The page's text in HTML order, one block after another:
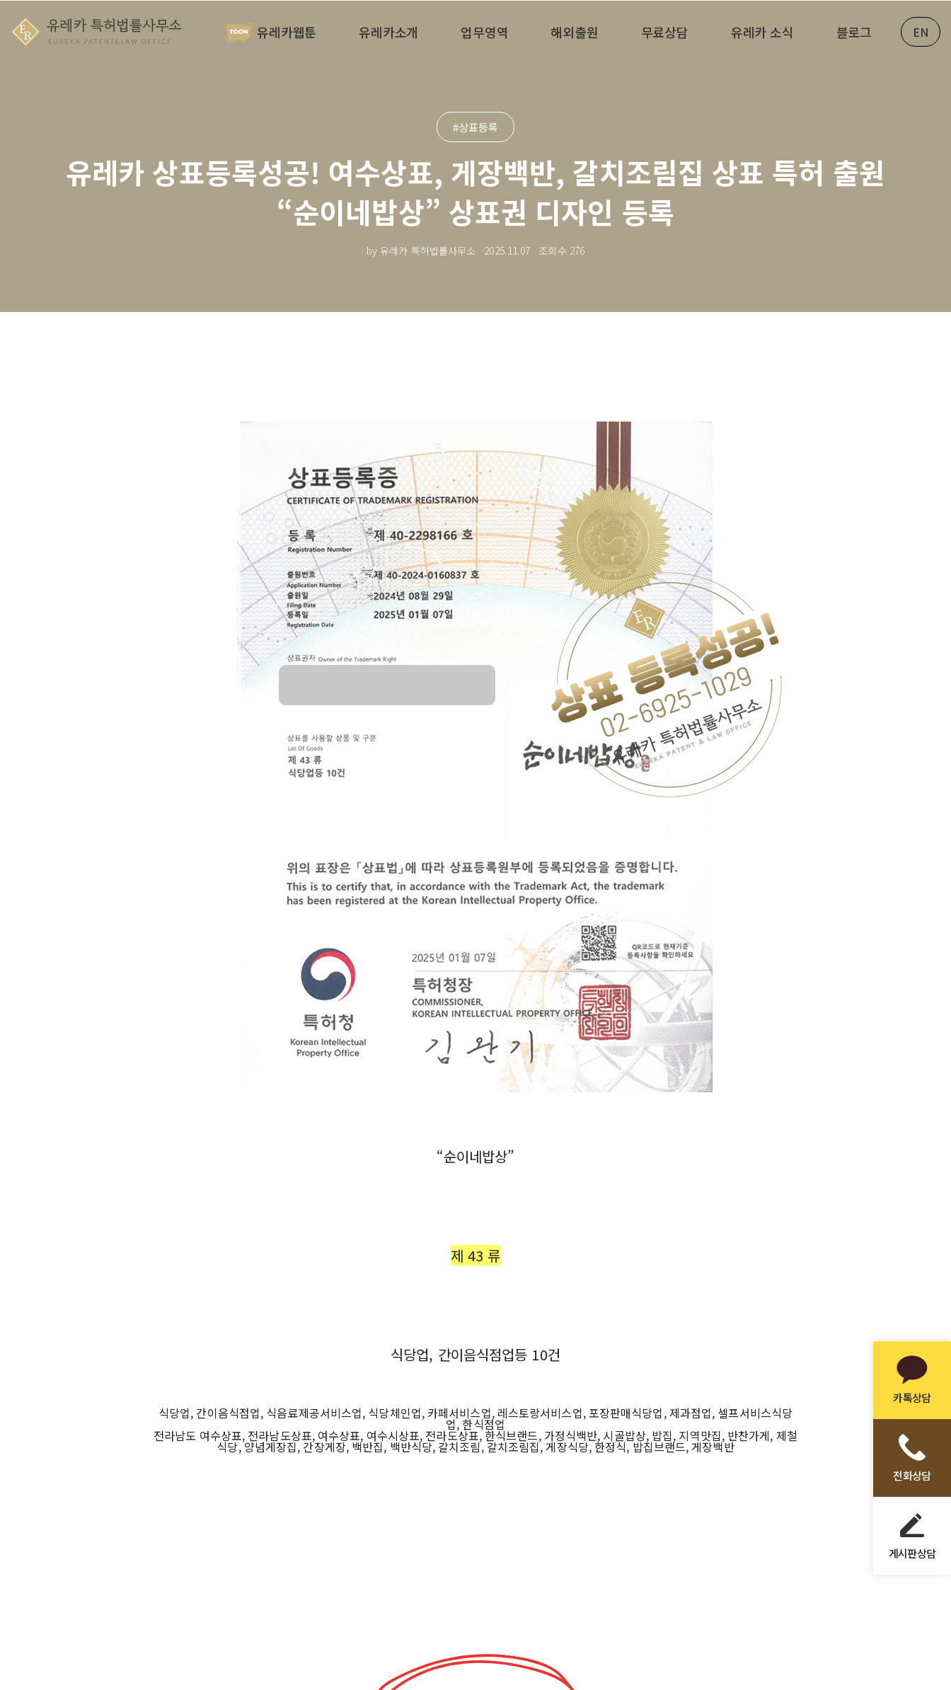
유레카웹툰 유레카소개 업무영역 해외출원 무료상담 유레카 소식 블로그 EN
카톡상담
전화상담
게시판상담
#상표등록
유레카 상표등록성공! 여수상표, 게장백반, 갈치조림집 상표 특허 출원
“순이네밥상” 상표권 디자인 등록
by 유레카 특허법률사무소 2025.11.07 조회수 276
“순이네밥상”
제 43 류
식당업, 간이음식점업등 10건
식당업, 간이음식점업, 식음료제공서비스업, 식당체인업, 카페서비스업, 레스토랑서비스업, 포장판매식당업, 제과점업, 셀프서비스식당
업, 한식점업
전라남도 여수상표, 전라남도상표, 여수상표, 여수시상표, 전라도상표, 한식브랜드, 가정식백반, 시골밥상, 밥집, 지역맛집, 반찬가게, 제철
식당, 양념게장집, 간장게장, 백반집, 백반식당, 갈치조림, 갈치조림집, 게장식당, 한정식, 밥집브랜드, 게장백반